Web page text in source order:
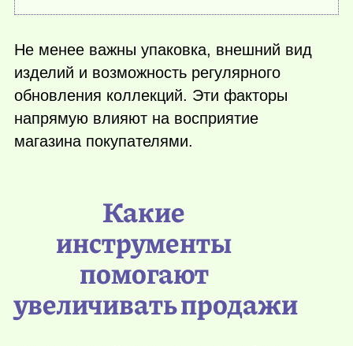
Не менее важны упаковка, внешний вид
изделий и возможность регулярного
обновления коллекций. Эти факторы
напрямую влияют на восприятие
магазина покупателями.
Какие
инструменты
помогают
увеличивать продажи